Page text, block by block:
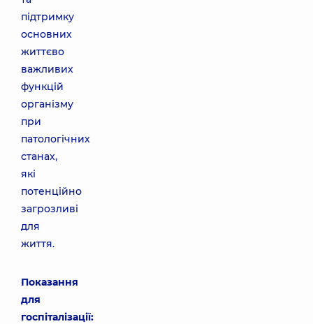
підтримку
основних
життєво
важливих
функцій
організму
при
патологічних
станах,
які
потенційно
загрозливі
для
життя.
Показання
для
госпіталізації: